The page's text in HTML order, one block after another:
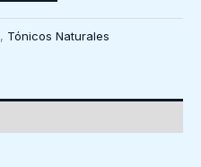
, Tónicos Naturales